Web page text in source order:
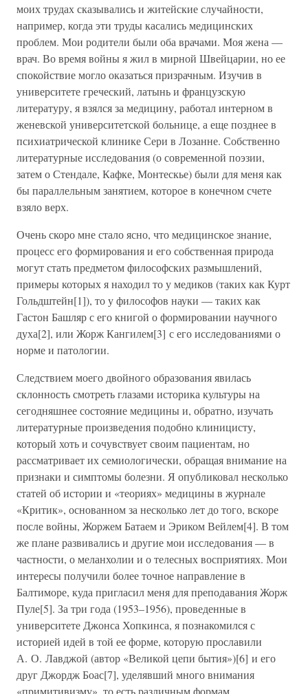
моих трудах сказывались и житейские случайности,
например, когда эти труды касались медицинских
проблем. Мои родители были оба врачами. Моя жена —
врач. Во время войны я жил в мирной Швейцарии, но ее
спокойствие могло оказаться призрачным. Изучив в
университете греческий, латынь и французскую
литературу, я взялся за медицину, работал интерном в
женевской университетской больнице, а еще позднее в
психиатрической клинике Сери в Лозанне. Собственно
литературные исследования (о современной поэзии,
затем о Стендале, Кафке, Монтескье) были для меня как
бы параллельным занятием, которое в конечном счете
взяло верх.
Очень скоро мне стало ясно, что медицинское знание,
процесс его формирования и его собственная природа
могут стать предметом философских размышлений,
примеры которых я находил то у медиков (таких как Курт
Гольдштейн[1]), то у философов науки — таких как
Гастон Башляр с его книгой о формировании научного
духа[2], или Жорж Кангилем[3] с его исследованиями о
норме и патологии.
Следствием моего двойного образования явилась
склонность смотреть глазами историка культуры на
сегодняшнее состояние медицины и, обратно, изучать
литературные произведения подобно клиницисту,
который хоть и сочувствует своим пациентам, но
рассматривает их семиологически, обращая внимание на
признаки и симптомы болезни. Я опубликовал несколько
статей об истории и «теориях» медицины в журнале
«Критик», основанном за несколько лет до того, вскоре
после войны, Жоржем Батаем и Эриком Вейлем[4]. В том
же плане развивались и другие мои исследования — в
частности, о меланхолии и о телесных восприятиях. Мои
интересы получили более точное направление в
Балтиморе, куда пригласил меня для преподавания Жорж
Пуле[5]. За три года (1953–1956), проведенные в
университете Джонса Хопкинса, я познакомился с
историей идей в той ее форме, которую прославили
А. О. Лавджой (автор «Великой цепи бытия»)[6] и его
друг Джордж Боас[7], уделявший много внимания
«примитивизму», то есть различным формам